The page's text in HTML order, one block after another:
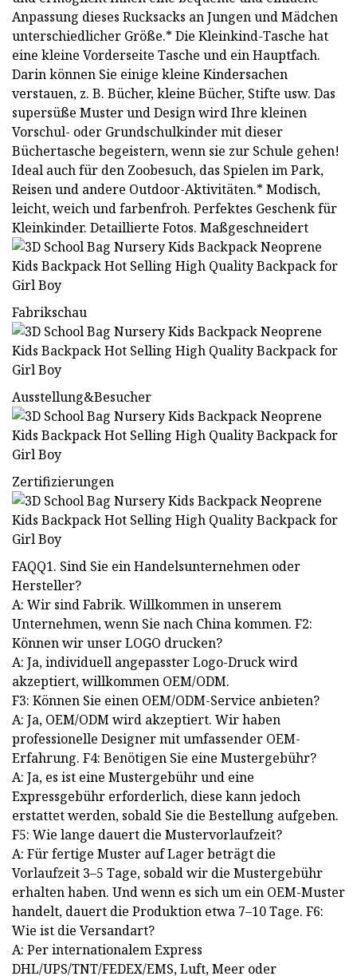
Anpassung dieses Rucksacks an Jungen und Mädchen
unterschiedlicher Größe.* Die Kleinkind-Tasche hat
eine kleine Vorderseite Tasche und ein Hauptfach.
Darin können Sie einige kleine Kindersachen
verstauen, z. B. Bücher, kleine Bücher, Stifte usw. Das
supersüße Muster und Design wird Ihre kleinen
Vorschul- oder Grundschulkinder mit dieser
Büchertasche begeistern, wenn sie zur Schule gehen!
Ideal auch für den Zoobesuch, das Spielen im Park,
Reisen und andere Outdoor-Aktivitäten.* Modisch,
leicht, weich und farbenfroh. Perfektes Geschenk für
Kleinkinder. Detaillierte Fotos. Maßgeschneidert
Fabrikschau
Ausstellung&Besucher
Zertifizierungen
FAQQ1. Sind Sie ein Handelsunternehmen oder
Hersteller?
A: Wir sind Fabrik. Willkommen in unserem
Unternehmen, wenn Sie nach China kommen. F2:
Können wir unser LOGO drucken?
A: Ja, individuell angepasster Logo-Druck wird
akzeptiert, willkommen OEM/ODM.
F3: Können Sie einen OEM/ODM-Service anbieten?
A: Ja, OEM/ODM wird akzeptiert. Wir haben
professionelle Designer mit umfassender OEM-
Erfahrung. F4: Benötigen Sie eine Mustergebühr?
A: Ja, es ist eine Mustergebühr und eine
Expressgebühr erforderlich, diese kann jedoch
erstattet werden, sobald Sie die Bestellung aufgeben.
F5: Wie lange dauert die Mustervorlaufzeit?
A: Für fertige Muster auf Lager beträgt die
Vorlaufzeit 3–5 Tage, sobald wir die Mustergebühr
erhalten haben. Und wenn es sich um ein OEM-Muster
handelt, dauert die Produktion etwa 7–10 Tage. F6:
Wie ist die Versandart?
A: Per internationalem Express
DHL/UPS/TNT/FEDEX/EMS, Luft, Meer oder